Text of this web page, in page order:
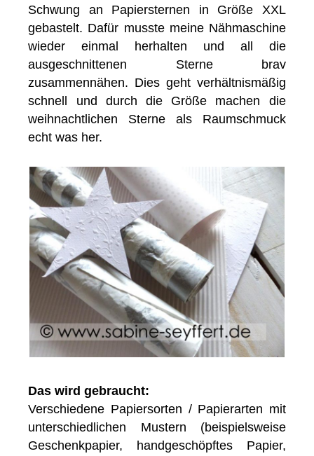
Schwung an Papiersternen in Größe XXL
gebastelt. Dafür musste meine Nähmaschine
wieder einmal herhalten und all die
ausgeschnittenen Sterne brav
zusammennähen. Dies geht verhältnismäßig
schnell und durch die Größe machen die
weihnachtlichen Sterne als Raumschmuck
echt was her.
Das wird gebraucht:
Verschiedene Papiersorten / Papierarten mit
unterschiedlichen Mustern (beispielsweise
Geschenkpapier, handgeschöpftes Papier,